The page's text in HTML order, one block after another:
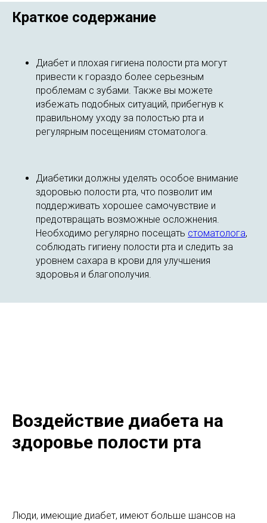
Краткое содержание
Диабет и плохая гигиена полости рта могут
привести к гораздо более серьезным
проблемам с зубами. Также вы можете
избежать подобных ситуаций, прибегнув к
правильному уходу за полостью рта и
регулярным посещениям стоматолога.
Диабетики должны уделять особое внимание
здоровью полости рта, что позволит им
поддерживать хорошее самочувствие и
предотвращать возможные осложнения.
Необходимо регулярно посещать стоматолога,
соблюдать гигиену полости рта и следить за
уровнем сахара в крови для улучшения
здоровья и благополучия.
Воздействие диабета на
здоровье полости рта
Люди, имеющие диабет, имеют больше шансов на